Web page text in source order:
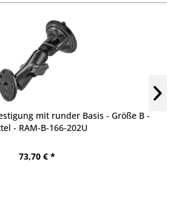
mit runder Basis - Größe B -
- RAM-B-166-202U
73,70 € *